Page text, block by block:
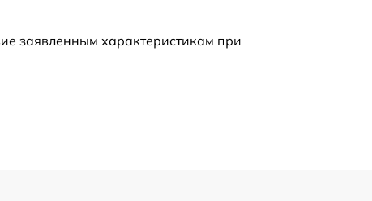
заявленным характеристикам при